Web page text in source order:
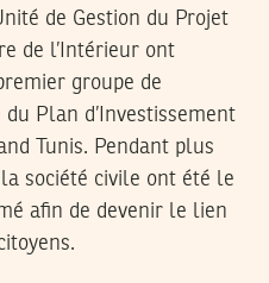
de Gestion du Projet
de l’Intérieur ont
groupe de
Plan d’Investissement
Tunis. Pendant plus
société civile ont été le
afin de devenir le lien